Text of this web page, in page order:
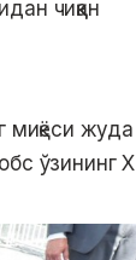
чиққан
миқёси жуда
ўзининг Х